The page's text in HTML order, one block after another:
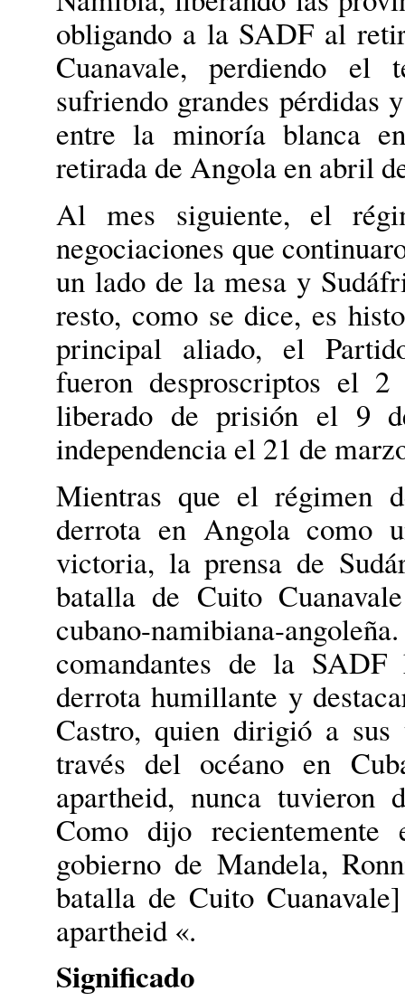
obligando a la SADF al
Cuanavale, perdiendo el
sufriendo grandes pérdidas
entre la minoría blanca
retirada de Angola en abril
Al mes siguiente, el
negociaciones que
un lado de la mesa y
resto, como se dice, es
principal aliado, el
fueron desproscriptos el
liberado de prisión el 9
independencia el 21 de
Mientras que el régimen
derrota en Angola como
victoria, la prensa de
batalla de Cuito
cubano-namibiana-
comandantes de la
derrota humillante y
Castro, quien dirigió a sus
través del océano en
apartheid, nunca tuvieron
Como dijo
gobierno de Mandela,
batalla de Cuito
apartheid «.
Significado